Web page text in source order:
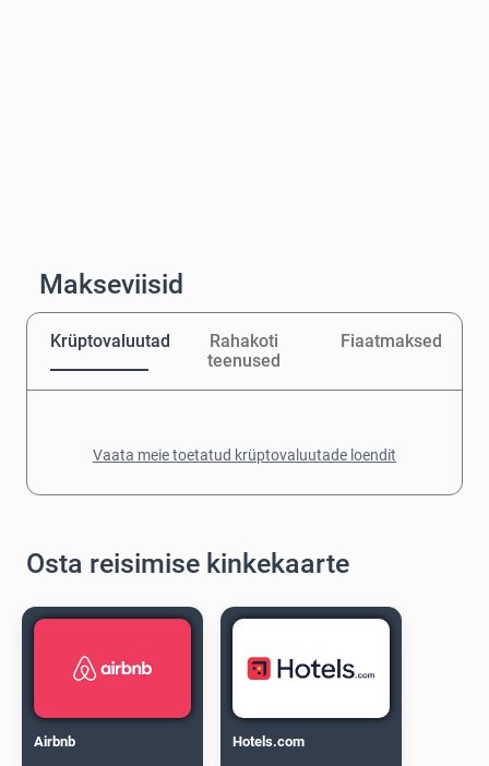
Makseviisid
Krüptovaluutad
Rahakoti
teenused
Fiaatmaksed
Vaata meie toetatud krüptovaluutade loendit
Osta reisimise kinkekaarte
Airbnb Hotels.com